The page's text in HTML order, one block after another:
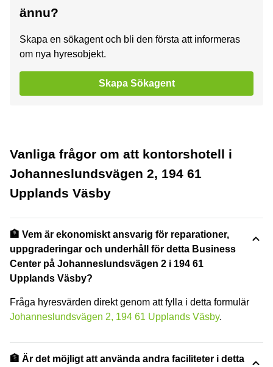
ännu?
Skapa en sökagent och bli den första att informeras
om nya hyresobjekt.
Skapa Sökagent
Vanliga frågor om att kontorshotell i
Johanneslundsvägen 2, 194 61
Upplands Väsby
🏦 Vem är ekonomiskt ansvarig för reparationer,
uppgraderingar och underhåll för detta Business
Center på Johanneslundsvägen 2 i 194 61
Upplands Väsby?
Fråga hyresvärden direkt genom att fylla i detta formulär
Johanneslundsvägen 2, 194 61 Upplands Väsby.
🏦 Är det möjligt att använda andra faciliteter i detta